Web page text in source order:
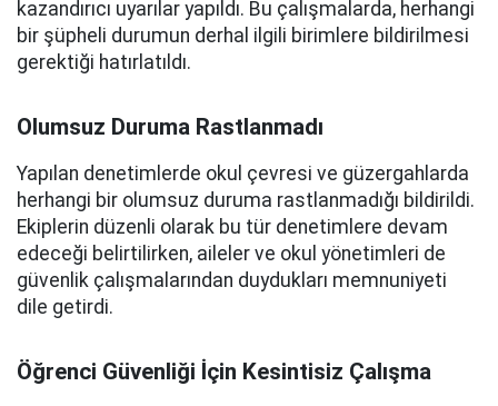
kazandırıcı uyarılar yapıldı. Bu çalışmalarda, herhangi
bir şüpheli durumun derhal ilgili birimlere bildirilmesi
gerektiği hatırlatıldı.
Olumsuz Duruma Rastlanmadı
Yapılan denetimlerde okul çevresi ve güzergahlarda
herhangi bir olumsuz duruma rastlanmadığı bildirildi.
Ekiplerin düzenli olarak bu tür denetimlere devam
edeceği belirtilirken, aileler ve okul yönetimleri de
güvenlik çalışmalarından duydukları memnuniyeti
dile getirdi.
Öğrenci Güvenliği İçin Kesintisiz Çalışma